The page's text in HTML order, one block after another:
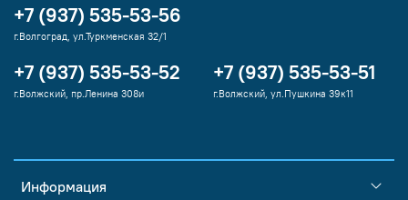
Информация
+7 (937) 535-53-56
г.Волгоград, ул.Туркменская 32/1
+7 (937) 535-53-52
г.Волжский, пр.Ленина 308и
+7 (937) 535-53-51
г.Волжский, ул.Пушкина 39к11